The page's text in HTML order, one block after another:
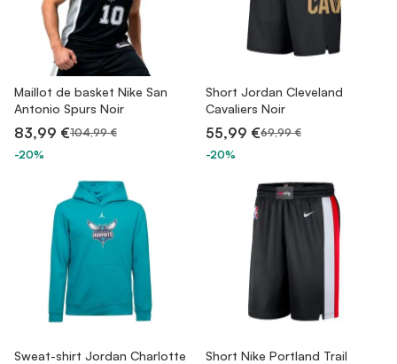
Maillot de basket Nike San
Antonio Spurs Noir
83,99 €104,99 €
-20%
Short Jordan Cleveland
Cavaliers Noir
55,99 €69,99 €
-20%
Sweat-shirt Jordan Charlotte
Short Nike Portland Trail